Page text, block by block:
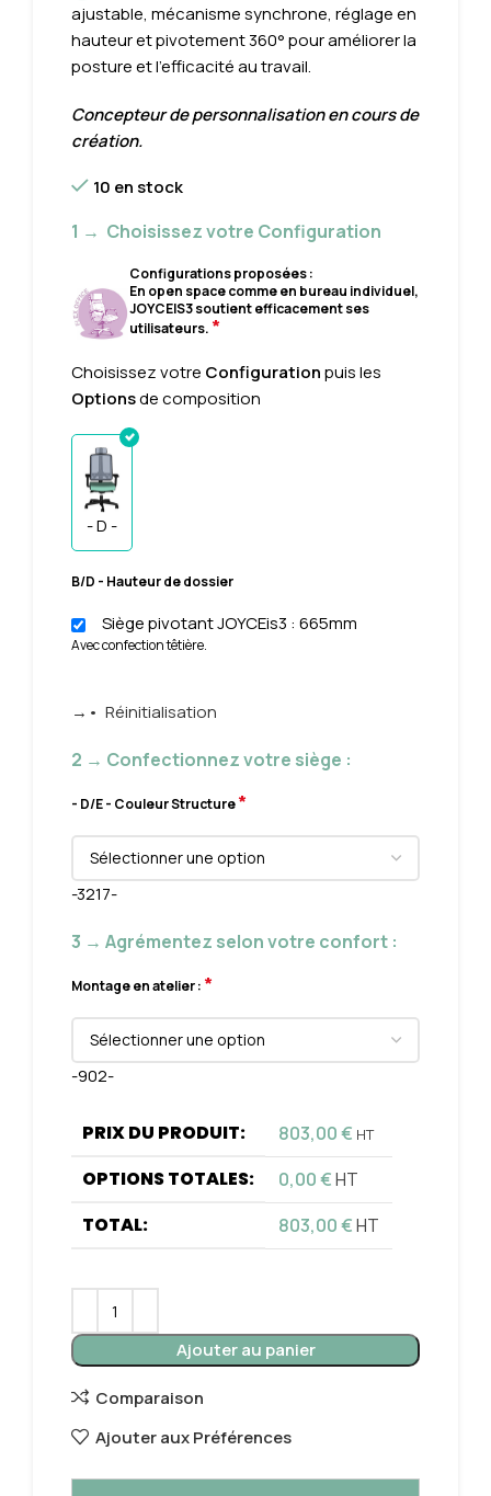
ajustable, mécanisme synchrone, réglage en
hauteur et pivotement 360° pour améliorer la
posture et l’efficacité au travail.
Concepteur de personnalisation en cours de
création.
10 en stock
1 → Choisissez votre Configuration
Configurations proposées :
En open space comme en bureau individuel,
JOYCEIS3 soutient efficacement ses
utilisateurs. *
Choisissez votre Configurationpuis les
Optionsde composition
- D -
B/D - Hauteur de dossier
Siège pivotant JOYCEis3 : 665mm
Avec confection têtière.
→• Réinitialisation
2 → Confectionnez votre siège :
- D/E - Couleur Structure*
-3217-
3 → Agrémentez selon votre confort :
Montage en atelier : *
-902-
PRIX DU PRODUIT: 803,00€ HT
OPTIONS TOTALES: 0,00€HT
TOTAL: 803,00€HT
Ajouter au panier
Comparaison
Ajouter aux Préférences